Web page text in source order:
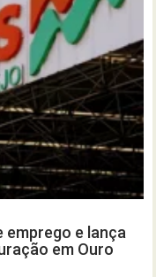
emprego e lança
em Ouro